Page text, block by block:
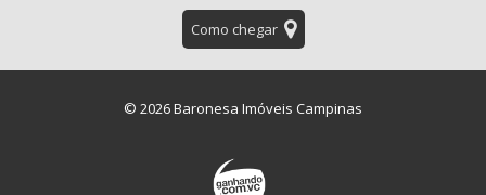
Como chegar
© 2026 Baronesa Imóveis Campinas